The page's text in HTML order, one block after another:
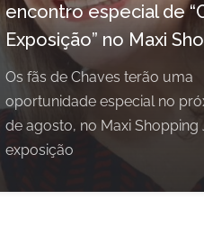
encontro especial de
Exposição” no Maxi
Os fãs de Chaves terão uma
oportunidade especial no
de agosto, no Maxi Shopping
exposição